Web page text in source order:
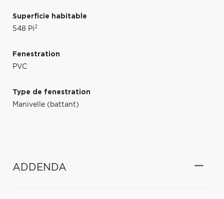
Superficie habitable
548 Pi2
Fenestration
PVC
Type de fenestration
Manivelle (battant)
ADDENDA